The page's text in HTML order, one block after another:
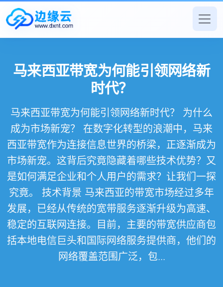
马来西亚带宽为何能引领网络新
时代？
马来西亚带宽为何能引领网络新时代？ 为什么
成为市场新宠？ 在数字化转型的浪潮中，马来
西亚带宽作为连接信息世界的桥梁，正逐渐成为
市场新宠。这背后究竟隐藏着哪些技术优势？又
是如何满足企业和个人用户的需求？让我们一探
究竟。 技术背景 马来西亚的带宽市场经过多年
发展，已经从传统的宽带服务逐渐升级为高速、
稳定的互联网连接。目前，主要的带宽供应商包
括本地电信巨头和国际网络服务提供商，他们的
网络覆盖范围广泛，包...